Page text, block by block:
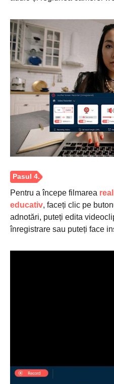
Pentru a începe filmarea
educativ, faceți clic pe
adnotări, puteți edita
înregistrare sau puteți face